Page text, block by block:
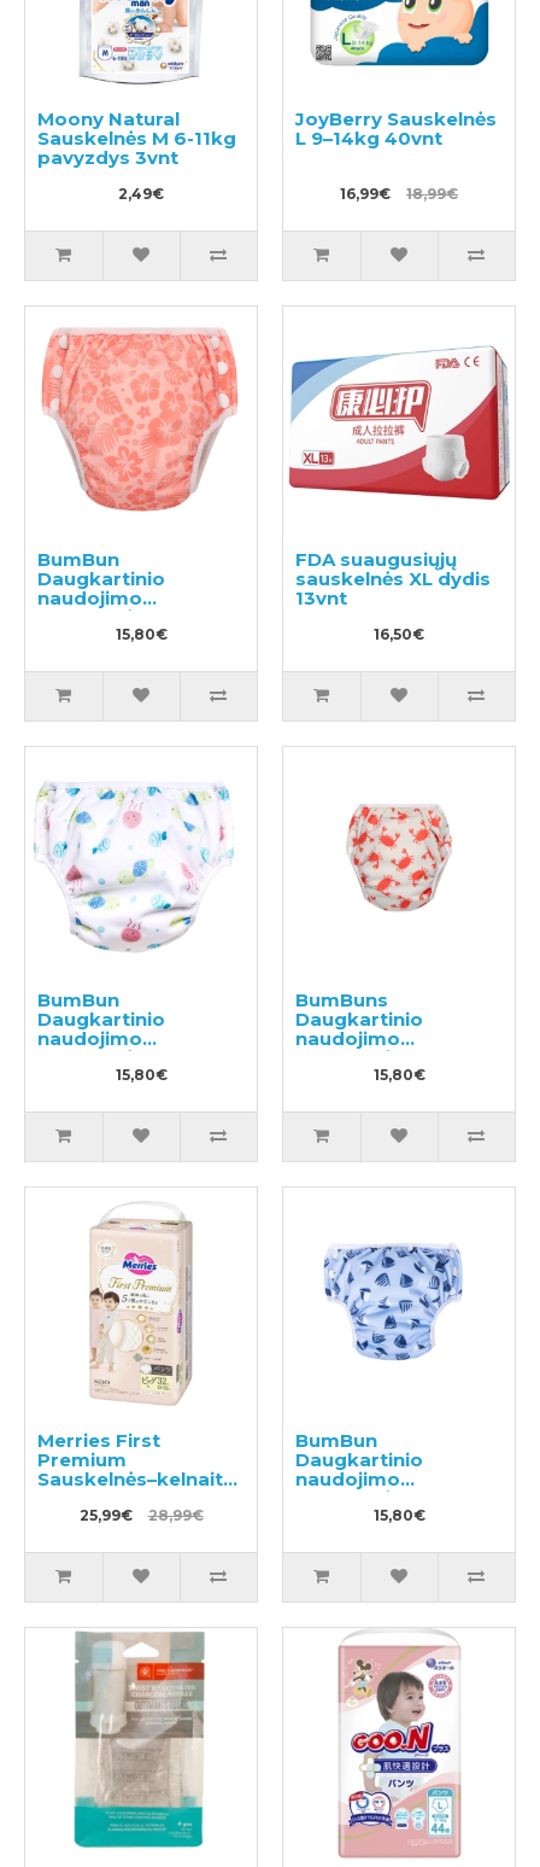
Moony Natural
Sauskelnės M 6-11kg
pavyzdys 3vnt
2,49€
JoyBerry Sauskelnės
L 9–14kg 40vnt
16,99€ 18,99€
BumBun
Daugkartinio
naudojimo
sauskelnės
plaukimui ir tualeto
15,80€
FDA suaugusiųjų
sauskelnės XL dydis
13vnt
16,50€
BumBun
Daugkartinio
naudojimo
sauskelnės
plaukimui ir tualeto
15,80€
BumBuns
Daugkartinio
naudojimo
sauskelnės
plaukimui ir tualeto
15,80€
Merries First
Premium
Sauskelnės–kelnaitės
25,99€ 28,99€
BumBun
Daugkartinio
naudojimo
sauskelnės
plaukimui ir tualeto
15,80€